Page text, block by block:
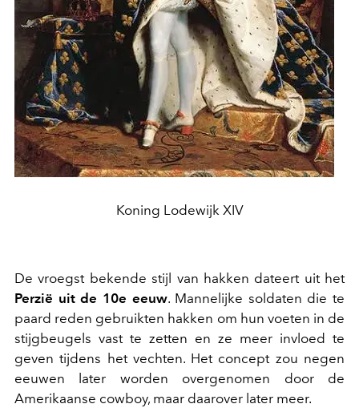
Koning Lodewijk XIV
De vroegst bekende stijl van hakken dateert uit het
Perzië uit de 10e eeuw. Mannelijke soldaten die te
paard reden gebruikten hakken om hun voeten in de
stijgbeugels vast te zetten en ze meer invloed te
geven tijdens het vechten. Het concept zou negen
eeuwen later worden overgenomen door de
Amerikaanse cowboy, maar daarover later meer.